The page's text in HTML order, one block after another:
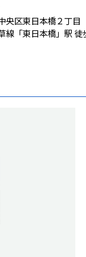
央区東日本橋２丁目
線「東日本橋」駅 徒